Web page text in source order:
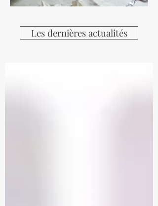
Les dernières actualités